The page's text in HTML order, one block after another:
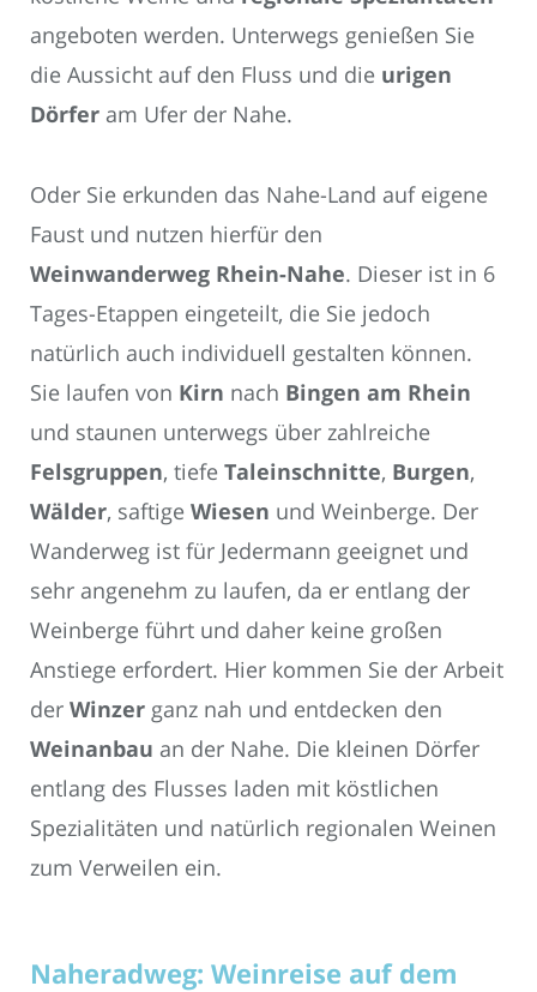
angeboten werden. Unterwegs genießen Sie
die Aussicht auf den Fluss und die urigen
Dörfer am Ufer der Nahe.
Oder Sie erkunden das Nahe-Land auf eigene
Faust und nutzen hierfür den
Weinwanderweg Rhein-Nahe. Dieser ist in 6
Tages-Etappen eingeteilt, die Sie jedoch
natürlich auch individuell gestalten können.
Sie laufen von Kirn nach Bingen am Rhein
und staunen unterwegs über zahlreiche
Felsgruppen, tiefe Taleinschnitte, Burgen,
Wälder, saftige Wiesen und Weinberge. Der
Wanderweg ist für Jedermann geeignet und
sehr angenehm zu laufen, da er entlang der
Weinberge führt und daher keine großen
Anstiege erfordert. Hier kommen Sie der Arbeit
der Winzer ganz nah und entdecken den
Weinanbau an der Nahe. Die kleinen Dörfer
entlang des Flusses laden mit köstlichen
Spezialitäten und natürlich regionalen Weinen
zum Verweilen ein.
Naheradweg: Weinreise auf dem